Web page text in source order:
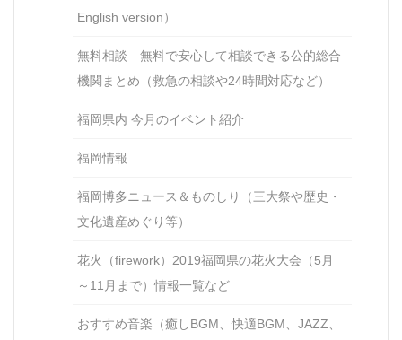
English version）
無料相談 無料で安心して相談できる公的総合
機関まとめ（救急の相談や24時間対応など）
福岡県内 今月のイベント紹介
福岡情報
福岡博多ニュース＆ものしり（三大祭や歴史・
文化遺産めぐり等）
花火（firework）2019福岡県の花火大会（5月
～11月まで）情報一覧など
おすすめ音楽（癒しBGM、快適BGM、JAZZ、